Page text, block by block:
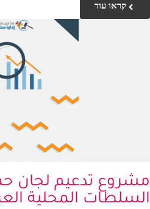
קראו עוד
تدعيم لجان
المحلية العربية